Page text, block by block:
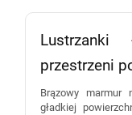
Lustrzanki
przestrzeni
Brązowy marmur
gładkiej